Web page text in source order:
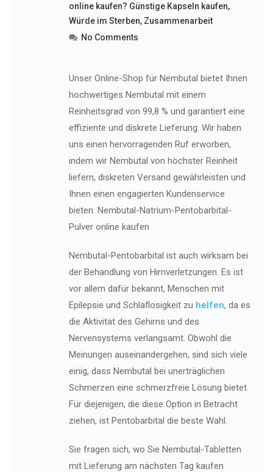
online kaufen? Günstige Kapseln kaufen,
Würde im Sterben, Zusammenarbeit
No Comments
Unser Online-Shop für Nembutal bietet Ihnen
hochwertiges Nembutal mit einem
Reinheitsgrad von 99,8 % und garantiert eine
effiziente und diskrete Lieferung. Wir haben
uns einen hervorragenden Ruf erworben,
indem wir Nembutal von höchster Reinheit
liefern, diskreten Versand gewährleisten und
Ihnen einen engagierten Kundenservice
bieten. Nembutal-Natrium-Pentobarbital-
Pulver online kaufen
Nembutal-Pentobarbital ist auch wirksam bei
der Behandlung von Hirnverletzungen. Es ist
vor allem dafür bekannt, Menschen mit
Epilepsie und Schlaflosigkeit zu helfen, da es
die Aktivität des Gehirns und des
Nervensystems verlangsamt. Obwohl die
Meinungen auseinandergehen, sind sich viele
einig, dass Nembutal bei unerträglichen
Schmerzen eine schmerzfreie Lösung bietet.
Für diejenigen, die diese Option in Betracht
ziehen, ist Pentobarbital die beste Wahl.
Sie fragen sich, wo Sie Nembutal-Tabletten
mit Lieferung am nächsten Tag kaufen